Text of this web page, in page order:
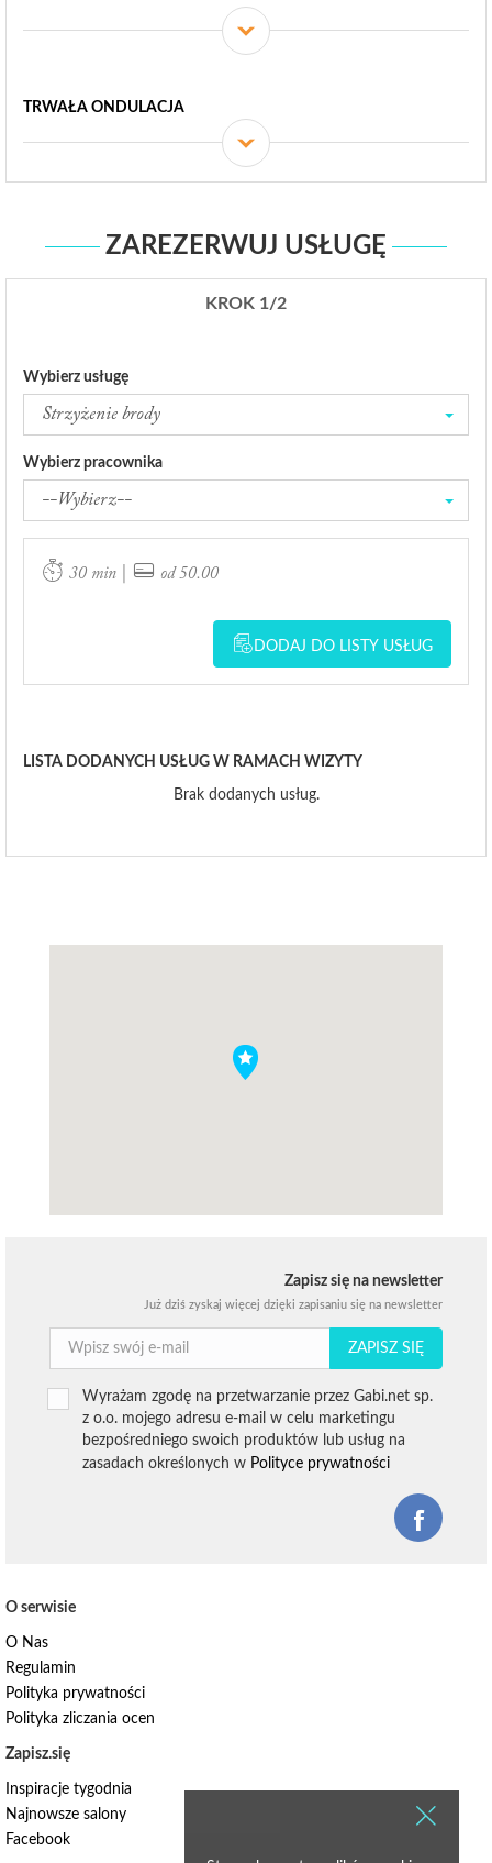
TRWAŁA ONDULACJA
ZAREZERWUJ USŁUGĘ
KROK 1/2
Wybierz usługę
Strzyżenie brody
Wybierz pracownika
--Wybierz--
30 min od 50.00
DODAJ DO LISTY USŁUG
LISTA DODANYCH USŁUG W RAMACH WIZYTY
Brak dodanych usług.
Zapisz się na newsletter
Już dziś zyskaj więcej dzięki zapisaniu się na newsletter
ZAPISZ SIĘ
Wyrażam zgodę na przetwarzanie przez Gabi.net sp.
z o.o. mojego adresu e-mail w celu marketingu
bezpośredniego swoich produktów lub usług na
zasadach określonych w Polityce prywatności
O serwisie
O Nas
Regulamin
Polityka prywatności
Polityka zliczania ocen
Zapisz.się
Inspiracje tygodnia
Najnowsze salony
Facebook